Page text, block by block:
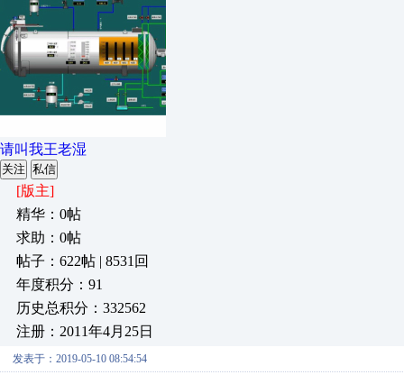
请叫我王老湿
关注 私信
[版主]
精华：0帖
求助：0帖
帖子：622帖 | 8531回
年度积分：91
历史总积分：332562
注册：2011年4月25日
发表于：2019-05-10 08:54:54